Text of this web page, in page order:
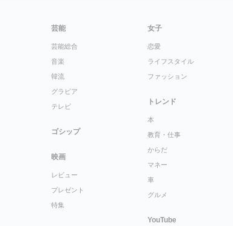
芸能
芸能総合
音楽
韓流
グラビア
テレビ
ゴシップ
映画
レビュー
プレゼント
特集
女子
恋愛
ライフスタイル
ファッション
トレンド
本
教育・仕事
からだ
マネー
車
グルメ
YouTube